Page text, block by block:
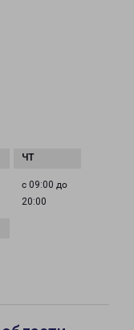
с 09:00 до
20:00